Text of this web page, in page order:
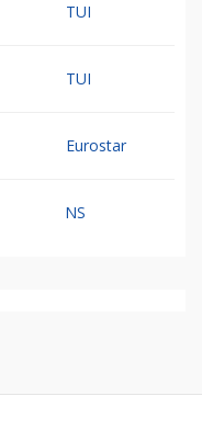
TUI
TUI
Eurostar
NS